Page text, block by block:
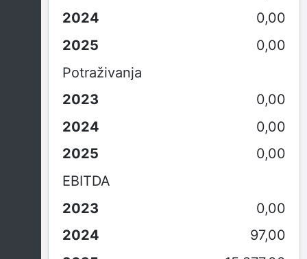
0,00
0,00
Potraživanja
0,00
0,00
0,00
EBITDA
0,00
97,00